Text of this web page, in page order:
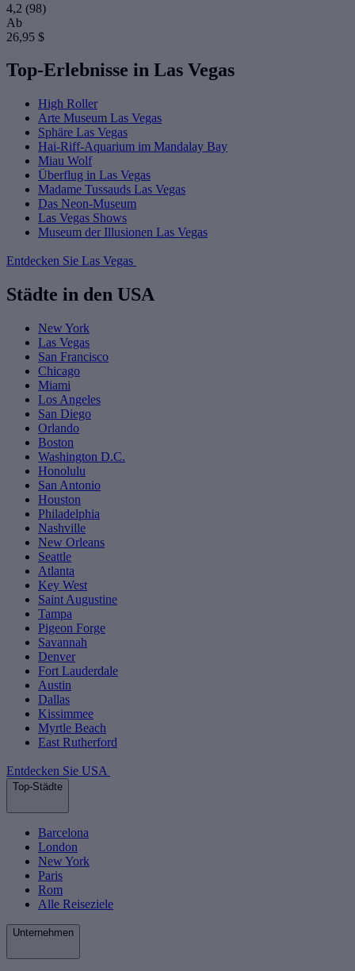
4,2 (98)
Ab
26,95 $
Top-Erlebnisse in Las Vegas
High Roller
Arte Museum Las Vegas
Sphäre Las Vegas
Hai-Riff-Aquarium im Mandalay Bay
Miau Wolf
Überflug in Las Vegas
Madame Tussauds Las Vegas
Das Neon-Museum
Las Vegas Shows
Museum der Illusionen Las Vegas
Entdecken Sie Las Vegas
Städte in den USA
New York
Las Vegas
San Francisco
Chicago
Miami
Los Angeles
San Diego
Orlando
Boston
Washington D.C.
Honolulu
San Antonio
Houston
Philadelphia
Nashville
New Orleans
Seattle
Atlanta
Key West
Saint Augustine
Tampa
Pigeon Forge
Savannah
Denver
Fort Lauderdale
Austin
Dallas
Kissimmee
Myrtle Beach
East Rutherford
Entdecken Sie USA
Top-Städte
Barcelona
London
New York
Paris
Rom
Alle Reiseziele
Unternehmen